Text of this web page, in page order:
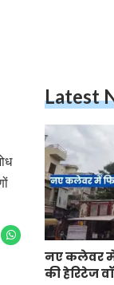
Latest
नए कलेवर में
की हेरिटेज